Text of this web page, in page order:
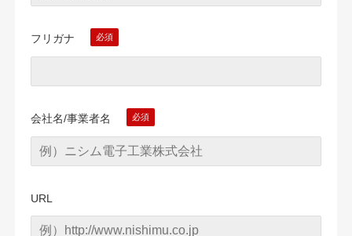
フリガナ
会社名/事業者名
URL